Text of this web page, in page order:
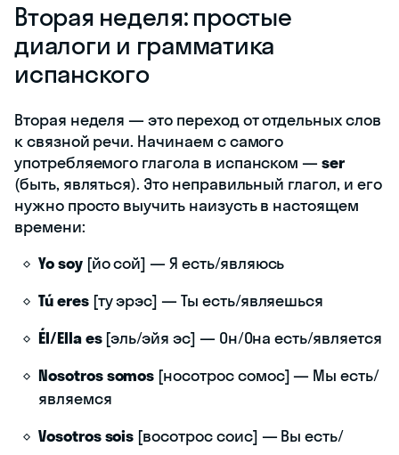
Вторая неделя: простые
диалоги и грамматика
испанского
Вторая неделя — это переход от отдельных слов
к связной речи. Начинаем с самого
употребляемого глагола в испанском —ser
(быть, являться). Это неправильный глагол, и его
нужно просто выучить наизусть в настоящем
времени:
Yo soy[йо сой] — Я есть/являюсь
Tú eres[ту эрэс] — Ты есть/являешься
Él/Ella es[эль/эйя эс] — Он/Она есть/является
Nosotros somos [носотрос сомос] — Мы есть/
являемся
Vosotros sois [восотрос соис] — Вы есть/